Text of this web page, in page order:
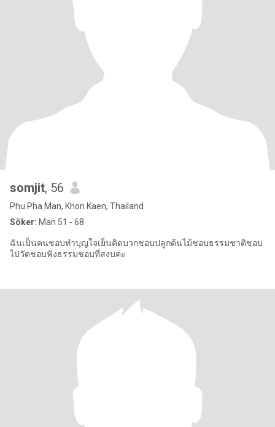
somjit, 56
Phu Pha Man, Khon Kaen, Thailand
Söker: Man 51 - 68
ฉันเป็นคนชอบทำบุญใจเย็นคิดบวกชอบปลูกต้นไม้ชอบธรรมชาติชอบ
ไปวัดชอบฟังธรรมชอบที่สงบค่ะ